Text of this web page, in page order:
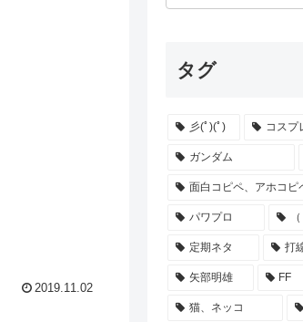
2019.11.02
タグ
彡(ﾟ)(ﾟ) コスプ
ガンダム
面白コピペ、アホコピ
パワプロ
定期ネタ 打
矢部明雄 FF
猫、ネッコ